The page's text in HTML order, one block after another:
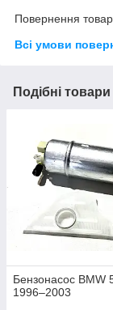
Повернення
Всі умови
Подібні товари
Бензонасос BMW
1996–2003